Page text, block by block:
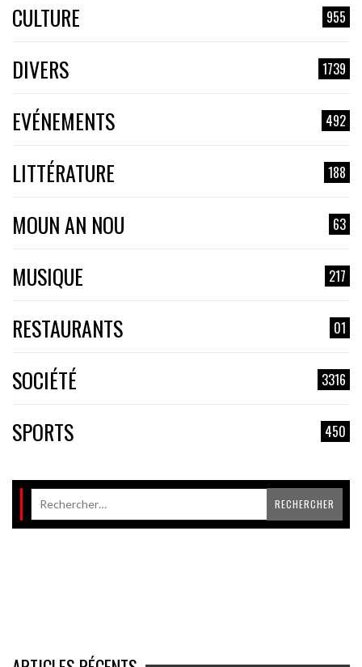
CULTURE 955
DIVERS 1739
EVÉNEMENTS 492
LITTÉRATURE 188
MOUN AN NOU 63
MUSIQUE 217
RESTAURANTS 01
SOCIÉTÉ 3316
SPORTS 450